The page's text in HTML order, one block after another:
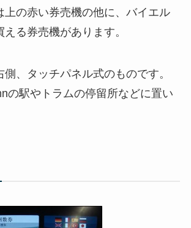
上の赤い券売機の他に、バイエル
る券売機があります。
、タッチパネル式のものです。
の駅やトラムの停留所などに置い